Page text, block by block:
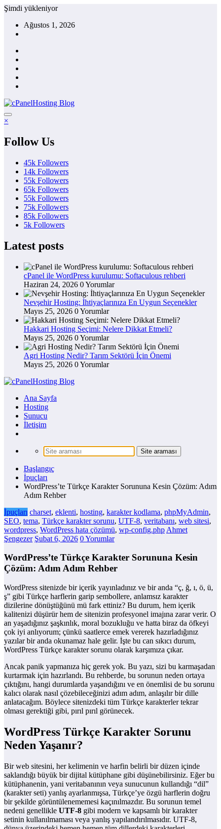
İçeriğe
Şimdi yükleniyor
Ağustos 1, 2026
×
Follow Us
45k Followers
14k Followers
55k Followers
65k Followers
55k Followers
75k Followers
85k Followers
5k Followers
Latest posts
cPanel ile WordPress kurulumu: Softaculous rehberi
Haziran 24, 2026 0 Yorumlar
Nevşehir Hosting: İhtiyaçlarınıza En Uygun Seçenekler
Mayıs 25, 2026 0 Yorumlar
Hakkari Hosting Seçimi: Nelere Dikkat Etmeli?
Mayıs 25, 2026 0 Yorumlar
Agri Hosting Nedir? Tarım Sektörü İçin Önemi
Mayıs 25, 2026 0 Yorumlar
Ana Sayfa
Hosting
Sunucu
İletişim
Başlangıç
İpuçları
WordPress’te Türkçe Karakter Sorununa Kesin Çözüm: Adım
Adım Rehber
İpuçları charset, eklenti, hosting, karakter kodlama, phpMyAdmin,
SEO, tema, Türkçe karakter sorunu, UTF-8, veritabanı, web sitesi,
wordpress, WordPress hata çözümü, wp-config.php Ahmet
Şengezer Şubat 6, 2026 0 Yorumlar
WordPress’te Türkçe Karakter Sorununa Kesin
Çözüm: Adım Adım Rehber
WordPress sitenizde bir içerik yayınladınız ve bir anda “ç, ğ, ı, ö, ü,
ş” gibi Türkçe harflerin garip sembollere, anlamsız karakter
dizilerine dönüştüğünü mü fark ettiniz? Bu durum, hem içerik
kalitenizi düşürür hem de sitenizin profesyonel imajına zarar verir. O
an yaşadığınız şaşkınlık, moral bozukluğu ve hatta biraz da öfkeyi
çok iyi anlıyorum; çünkü saatlerce emek vererek hazırladığınız
yazılar bir anda okunamaz hale gelir. İşte bu can sıkıcı durum,
WordPress Türkçe karakter sorunu olarak karşımıza çıkar.
Ancak panik yapmanıza hiç gerek yok. Bu yazı, sizi bu karmaşadan
kurtarmak için hazırlandı. Bu rehberde, bu sorunun neden ortaya
çıktığını, hangi durumlarda yaşandığını ve en önemlisi de bu sorunu
kalıcı olarak nasıl çözebileceğinizi adım adım, anlaşılır bir dille
anlatacağım. Böylece sitenizdeki tüm Türkçe karakterler tekrar
olması gerektiği gibi, pırıl pırıl görünecek.
WordPress Türkçe Karakter Sorunu
Neden Yaşanır?
Bir web sitesini, her kelimenin ve harfin belirli bir düzen içinde
saklandığı büyük bir dijital kütüphane gibi düşünebilirsiniz. Eğer bu
kütüphanenin, yani veritabanının veya sunucunun kullandığı “dil”
(karakter seti) yanlış ayarlanmışsa, Türkçe’ye özgü harflerin doğru
bir şekilde görüntülenememesi kaçınılmazdır. Bu sorunun temel
nedeni genellikle UTF-8 gibi modern ve kapsamlı bir karakter
setinin kullanılmaması veya yanlış yapılandırılmasıdır. UTF-8,